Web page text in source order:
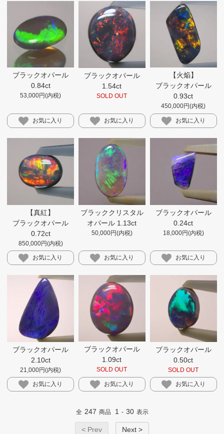
ブラックオパール
0.84ct
53,000円(内税)
お気に入り
ブラックオパール
1.54ct
SOLD OUT
お気に入り
【火焔】​
ブラックオパール
0.93ct
450,000円(内税)
お気に入り
【真紅】​
ブラックオパール
0.72ct
850,000円(内税)
お気に入り
ブラッククリスタル
オパール 1.13ct
50,000円(内税)
お気に入り
ブラックオパール
0.24ct
18,000円(内税)
お気に入り
ブラックオパール
2.10ct
21,000円(内税)
お気に入り
ブラックオパール
1.09ct
SOLD OUT
お気に入り
ブラックオパール
0.50ct
SOLD OUT
お気に入り
全 247 商品 1 - 30 表示
< Prev Next >